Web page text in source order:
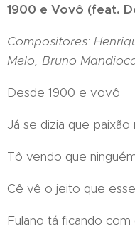
1900 e Vovô (feat.
Compositores:
Melo, Bruno
Desde 1900 e vovô
Já se dizia que
Tô vendo que
Cê vê o jeito que
Fulano tá ficando com